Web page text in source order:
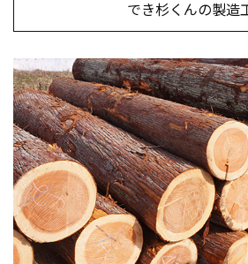
でき杉くんの製造